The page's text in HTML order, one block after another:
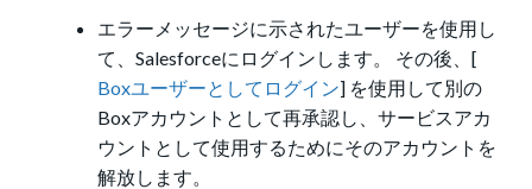
エラーメッセージに示されたユーザーを使用し
て、Salesforceにログインします。 その後、[
Boxユーザーとしてログイン] を使用して別の
Boxアカウントとして再承認し、サービスアカ
ウントとして使用するためにそのアカウントを
解放します。